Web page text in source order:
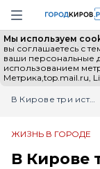
Навигация сайта
Мы используем
вы соглашаетесь с
ваши персональные
использованием
Метрика,top.mail.ru,
Выборы - 2026
Главная
Лента
В Кирове три исторических здания нуждаются в реставрации
ЖИЗНЬ В ГОРОДЕ
В Кирове